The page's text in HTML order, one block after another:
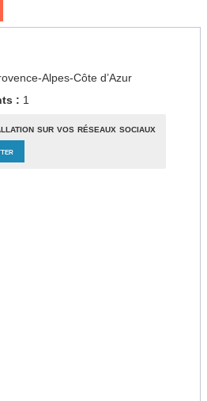
Alpes-Côte d’Azur
: 1
sur vos réseaux sociaux